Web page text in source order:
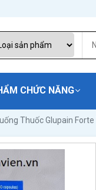
CHỨC NĂNG
Thuốc Glupain